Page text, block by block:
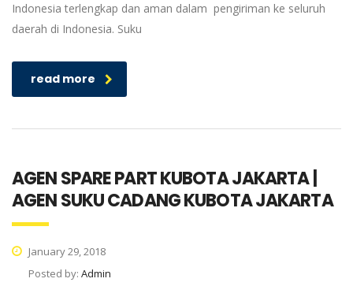
Indonesia terlengkap dan aman dalam pengiriman ke seluruh
daerah di Indonesia. Suku
read more
AGEN SPARE PART KUBOTA JAKARTA |
AGEN SUKU CADANG KUBOTA JAKARTA
January 29, 2018
Posted by: Admin